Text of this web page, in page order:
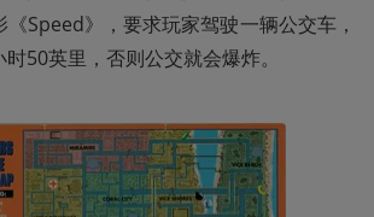
Speed》，要求玩家驾驶一辆公交车，
50英里，否则公交就会爆炸。